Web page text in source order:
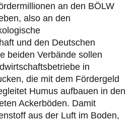
an den BÖLW
also an den
und den Deutschen
beiden Verbände sollen
in
die mit dem Fördergeld
Humus aufbauen in den
Ackerböden. Damit
aus der Luft im Boden,